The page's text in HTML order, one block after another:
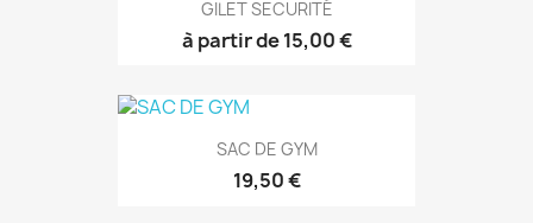
GILET SECURITÉ
à partir de 15,00 €
SAC DE GYM
19,50 €